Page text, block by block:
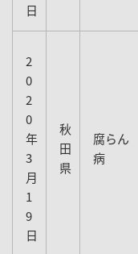
日
2
0
2
0
年
3
月
1
9
日
秋
田
県
腐らん
病